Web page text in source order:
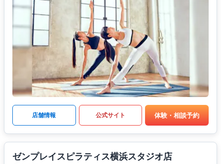
店舗情報 公式サイト 体験・相談予約
ゼンプレイスピラティス横浜スタジオ店